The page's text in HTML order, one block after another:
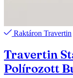
Raktáron Travertin
Travertin
Polírozott